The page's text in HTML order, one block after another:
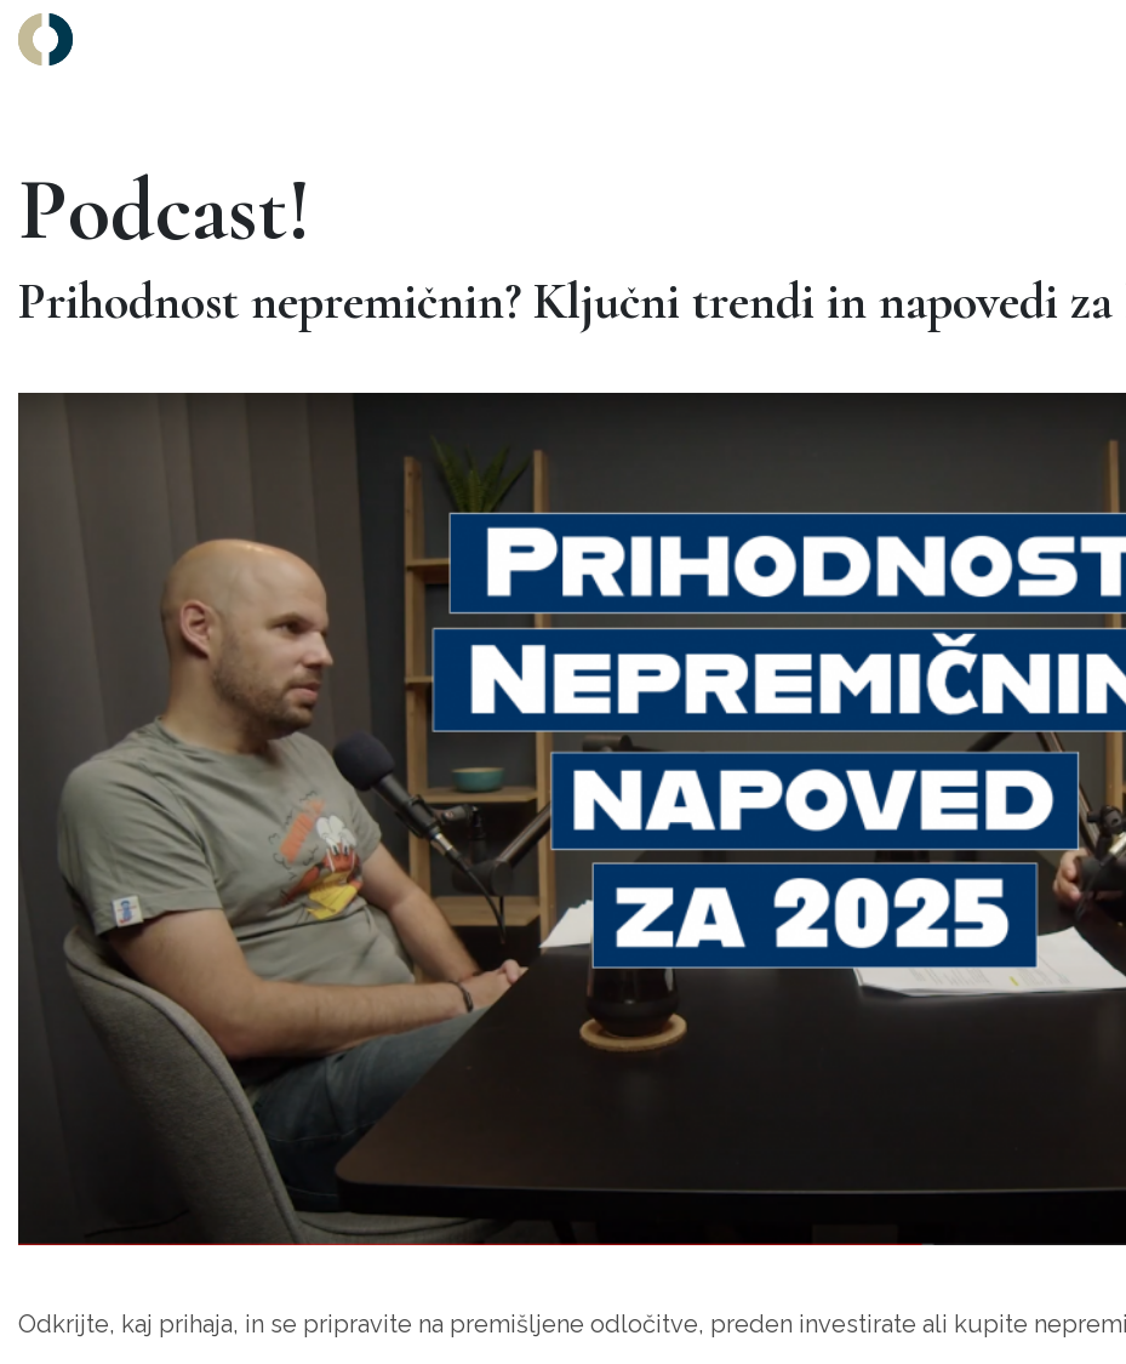
Main Navigation
Podcast!
Prihodnost nepremičnin? Ključni trendi in napovedi za
Odkrijte, kaj prihaja, in se pripravite na premišljene odločitve, preden investirate ali kupite